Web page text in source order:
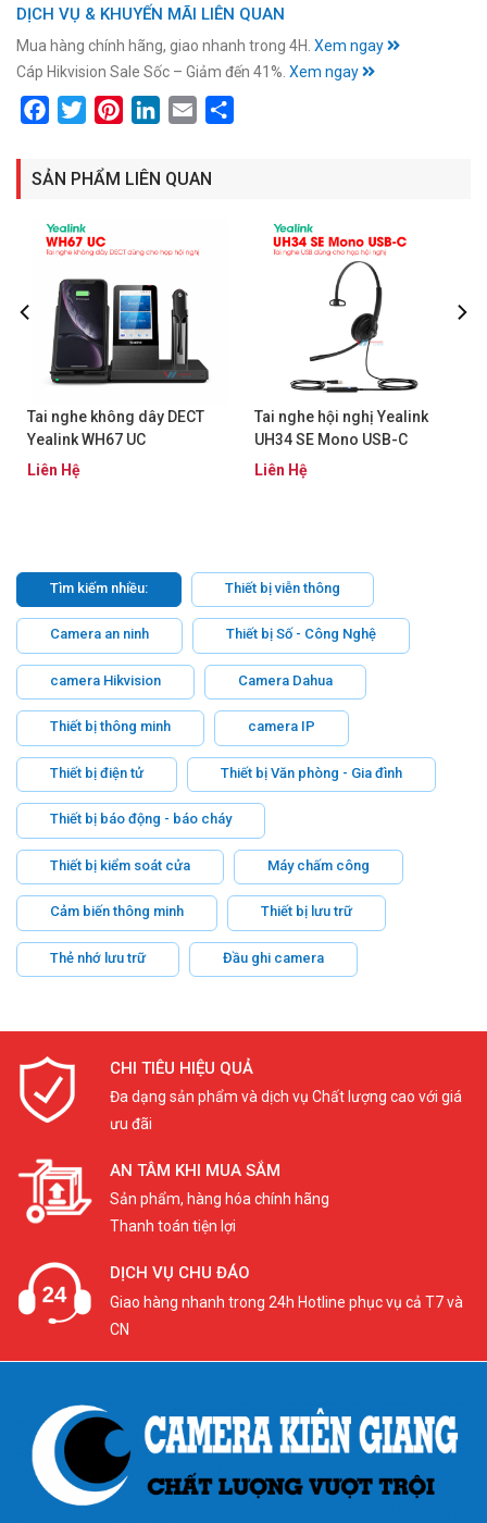
DỊCH VỤ & KHUYẾN MÃI LIÊN QUAN
Mua hàng chính hãng, giao nhanh trong 4H. Xem ngay
Cáp Hikvision Sale Sốc – Giảm đến 41%. Xem ngay
FacebookTwitterPinterestLinkedIn
Email
SẢN PHẨM LIÊN QUAN
Tai nghe không dây DECT
Yealink WH67 UC
Liên Hệ
Tai nghe hội nghị Yealink
UH34 SE Mono USB-C
Liên Hệ
Tìm kiếm nhiều: Thiết bị viễn thông
Camera an ninh Thiết bị Số - Công Nghệ
camera Hikvision Camera Dahua
Thiết bị thông minh camera IP
Thiết bị điện tử Thiết bị Văn phòng - Gia đình
Thiết bị báo động - báo cháy
Thiết bị kiểm soát cửa Máy chấm công
Cảm biến thông minh Thiết bị lưu trữ
Thẻ nhớ lưu trữ Đầu ghi camera
CHI TIÊU HIỆU QUẢ
Đa dạng sản phẩm và dịch vụ Chất lượng cao với giá
ưu đãi
AN TÂM KHI MUA SẮM
Sản phẩm, hàng hóa chính hãng
Thanh toán tiện lợi
DỊCH VỤ CHU ĐÁO
Giao hàng nhanh trong 24h Hotline phục vụ cả T7 và
CN